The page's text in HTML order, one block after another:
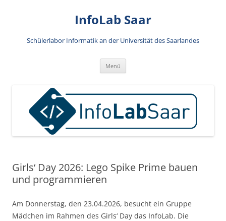
InfoLab Saar
Schülerlabor Informatik an der Universität des Saarlandes
Menü
Girls‘ Day 2026: Lego Spike Prime bauen
und programmieren
Am Donnerstag, den 23.04.2026, besucht ein Gruppe
Mädchen im Rahmen des Girls‘ Day das InfoLab. Die